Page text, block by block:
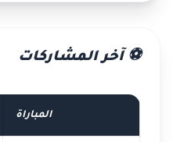
⚽ آخر المشاركات
المباراة